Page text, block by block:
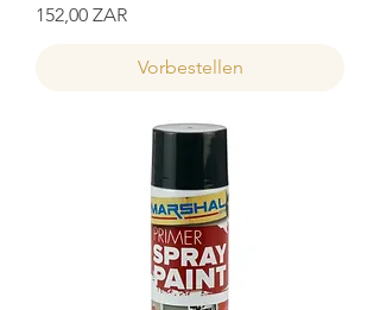
Preis
152,00 ZAR
Vorbestellen